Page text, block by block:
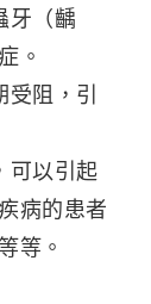
牙（齲
。
受阻，引
可以引起
病的患者
等。